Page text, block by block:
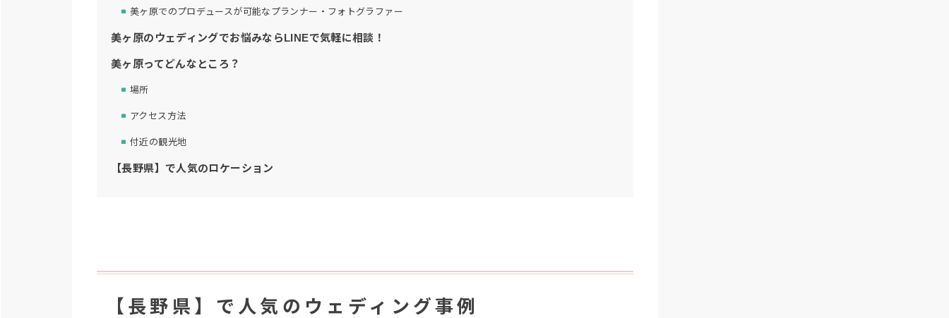
美ヶ原でのプロデュースが可能なプランナー・フォトグラファー
美ヶ原のウェディングでお悩みならLINEで気軽に相談！
美ヶ原ってどんなところ？
場所
アクセス方法
付近の観光地
【長野県】で人気のロケーション
【長野県】で人気のウェディング事例